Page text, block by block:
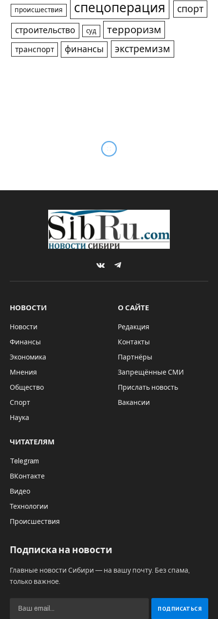
происшествия спецоперация спорт
строительство суд терроризм
транспорт финансы экстремизм
одобрила проект III этапа
Восточного обхода
29.01.2026 ИНФРАСТРУКТУРА
Комментариев нет 1 Min Read
Проектная документация на
строительство III этапа Восточного обхода
Главгосэкспертизы России, сообщило ФКУ
«Сибуправтодор».
Третий этап общей протяженностью 14,3 км
(км 34 – км 49) пройдет в границах
“четыре полосы движения с осевым
встречных транспортных потоков.
Восточный обход длиной в 80 км соединит
Северный обход с Чуйским трактом. В 2020